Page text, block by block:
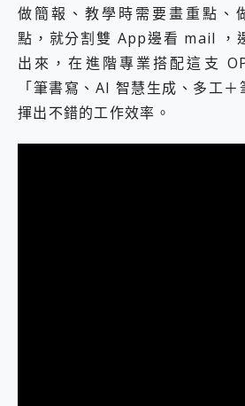
做簡報、教學時需要畫重點、
點，就分割雙 App邊看 mail ，
出來，在進階專業搭配這支
「筆書寫、AI 智慧生成、多工
揮出不錯的工作效率。